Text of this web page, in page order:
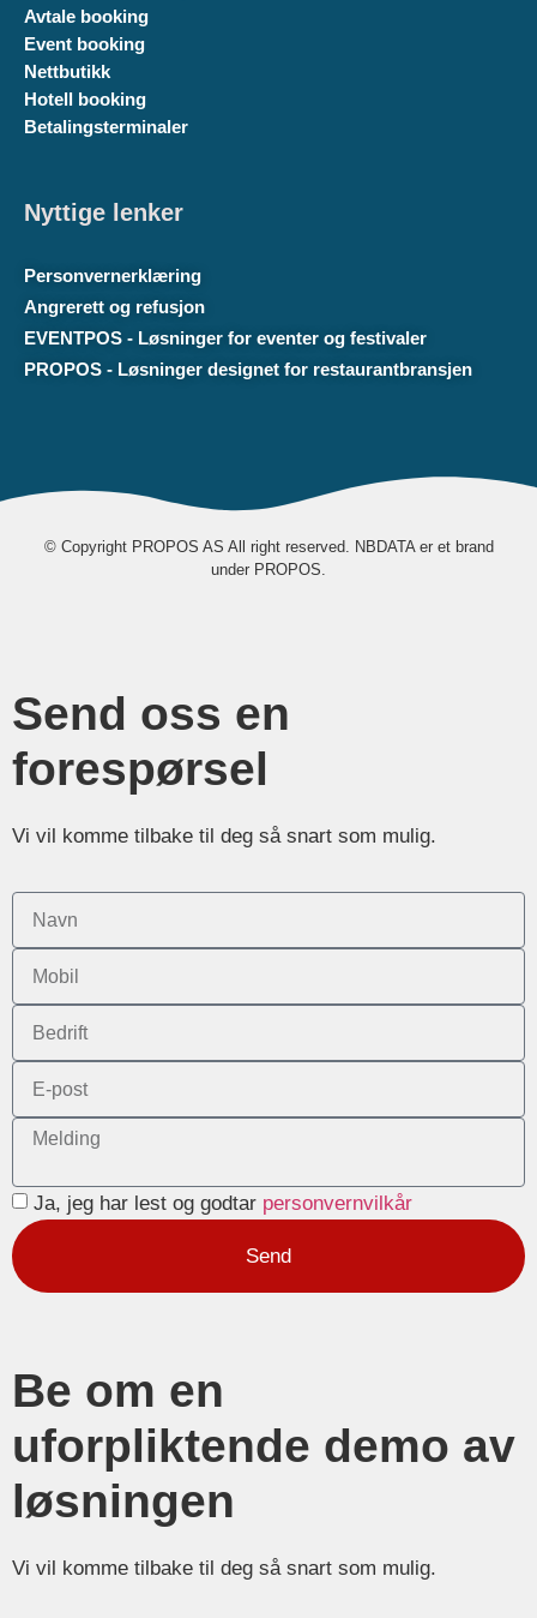
Avtale booking
Event booking
Nettbutikk
Hotell booking
Betalingsterminaler
Nyttige lenker
Personvernerklæring
Angrerett og refusjon
EVENTPOS - Løsninger for eventer og festivaler
PROPOS - Løsninger designet for restaurantbransjen
© Copyright PROPOS AS All right reserved. NBDATA er et brand
under PROPOS.
Send oss en
forespørsel
Vi vil komme tilbake til deg så snart som mulig.
Ja, jeg har lest og godtar personvernvilkår
Send
Be om en
uforpliktende demo av
løsningen
Vi vil komme tilbake til deg så snart som mulig.